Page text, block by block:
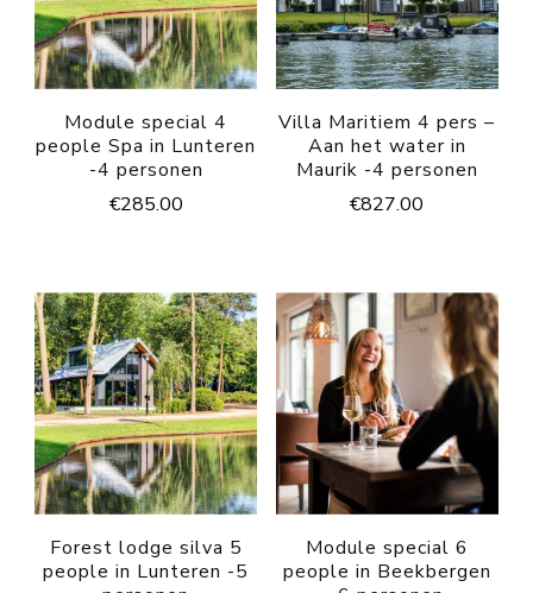
Module special 4
people Spa in Lunteren
-4 personen
€285.00
Villa Maritiem 4 pers –
Aan het water in
Maurik -4 personen
€827.00
Forest lodge silva 5
people in Lunteren -5
Module special 6
people in Beekbergen